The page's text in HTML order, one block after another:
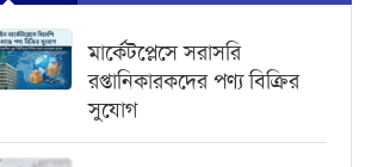
মার্কেটপ্লেসে সরাসরি
রপ্তানিকারকদের পণ্য বিক্রির
সুযোগ